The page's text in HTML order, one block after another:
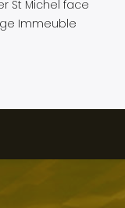
St Michel face
Immeuble